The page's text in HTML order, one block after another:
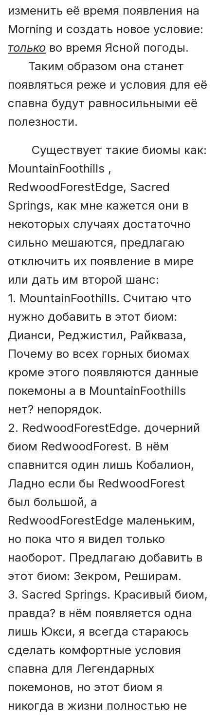
изменить её время появления на
Morning и создать новое условие:
только во время Ясной погоды.
Таким образом она станет
появляться реже и условия для её
спавна будут равносильными её
полезности.
Существует такие биомы как:
MountainFoothills ,
RedwoodForestEdge, Sacred
Springs, как мне кажется они в
некоторых случаях достаточно
сильно мешаются, предлагаю
отключить их появление в мире
или дать им второй шанс:
1. MountainFoothills. Считаю что
нужно добавить в этот биом:
Дианси, Реджистил, Райкваза,
Почему во всех горных биомах
кроме этого появляются данные
покемоны а в MountainFoothills
нет? непорядок.
2. RedwoodForestEdge. дочерний
биом RedwoodForest. В нём
спавнится один лишь Кобалион,
Ладно если бы RedwoodForest
был большой, а
RedwoodForestEdge маленьким,
но пока что я видел только
наоборот. Предлагаю добавить в
этот биом: Зекром, Реширам.
3. Sacred Springs. Красивый биом,
правда? в нём появляется одна
лишь Юкси, я всегда стараюсь
сделать комфортные условия
спавна для Легендарных
покемонов, но этот биом я
никогда в жизни полностью не